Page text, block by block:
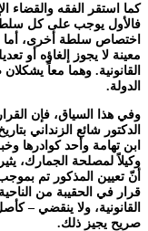
كما استقر الفقه والقضاء
فالأول يوجب على كل سلطة
اختصاص سلطة أخرى، أما
معينة لا يجوز إلغاؤه أو
القانونية. وهما معاً
الدولة.
وفي هذا السياق، فإن
ابن تهامة وأحد كوادرها
وكيلاً لمصلحة الجمارك،
قرار في الحقيبة من الناحية
القانونية، ولا ينقضي –
صريح يجيز ذلك.